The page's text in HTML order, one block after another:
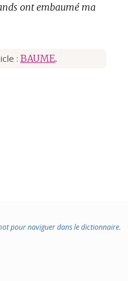
ont embaumé ma
: BAUME.
pour naviguer dans le dictionnaire.